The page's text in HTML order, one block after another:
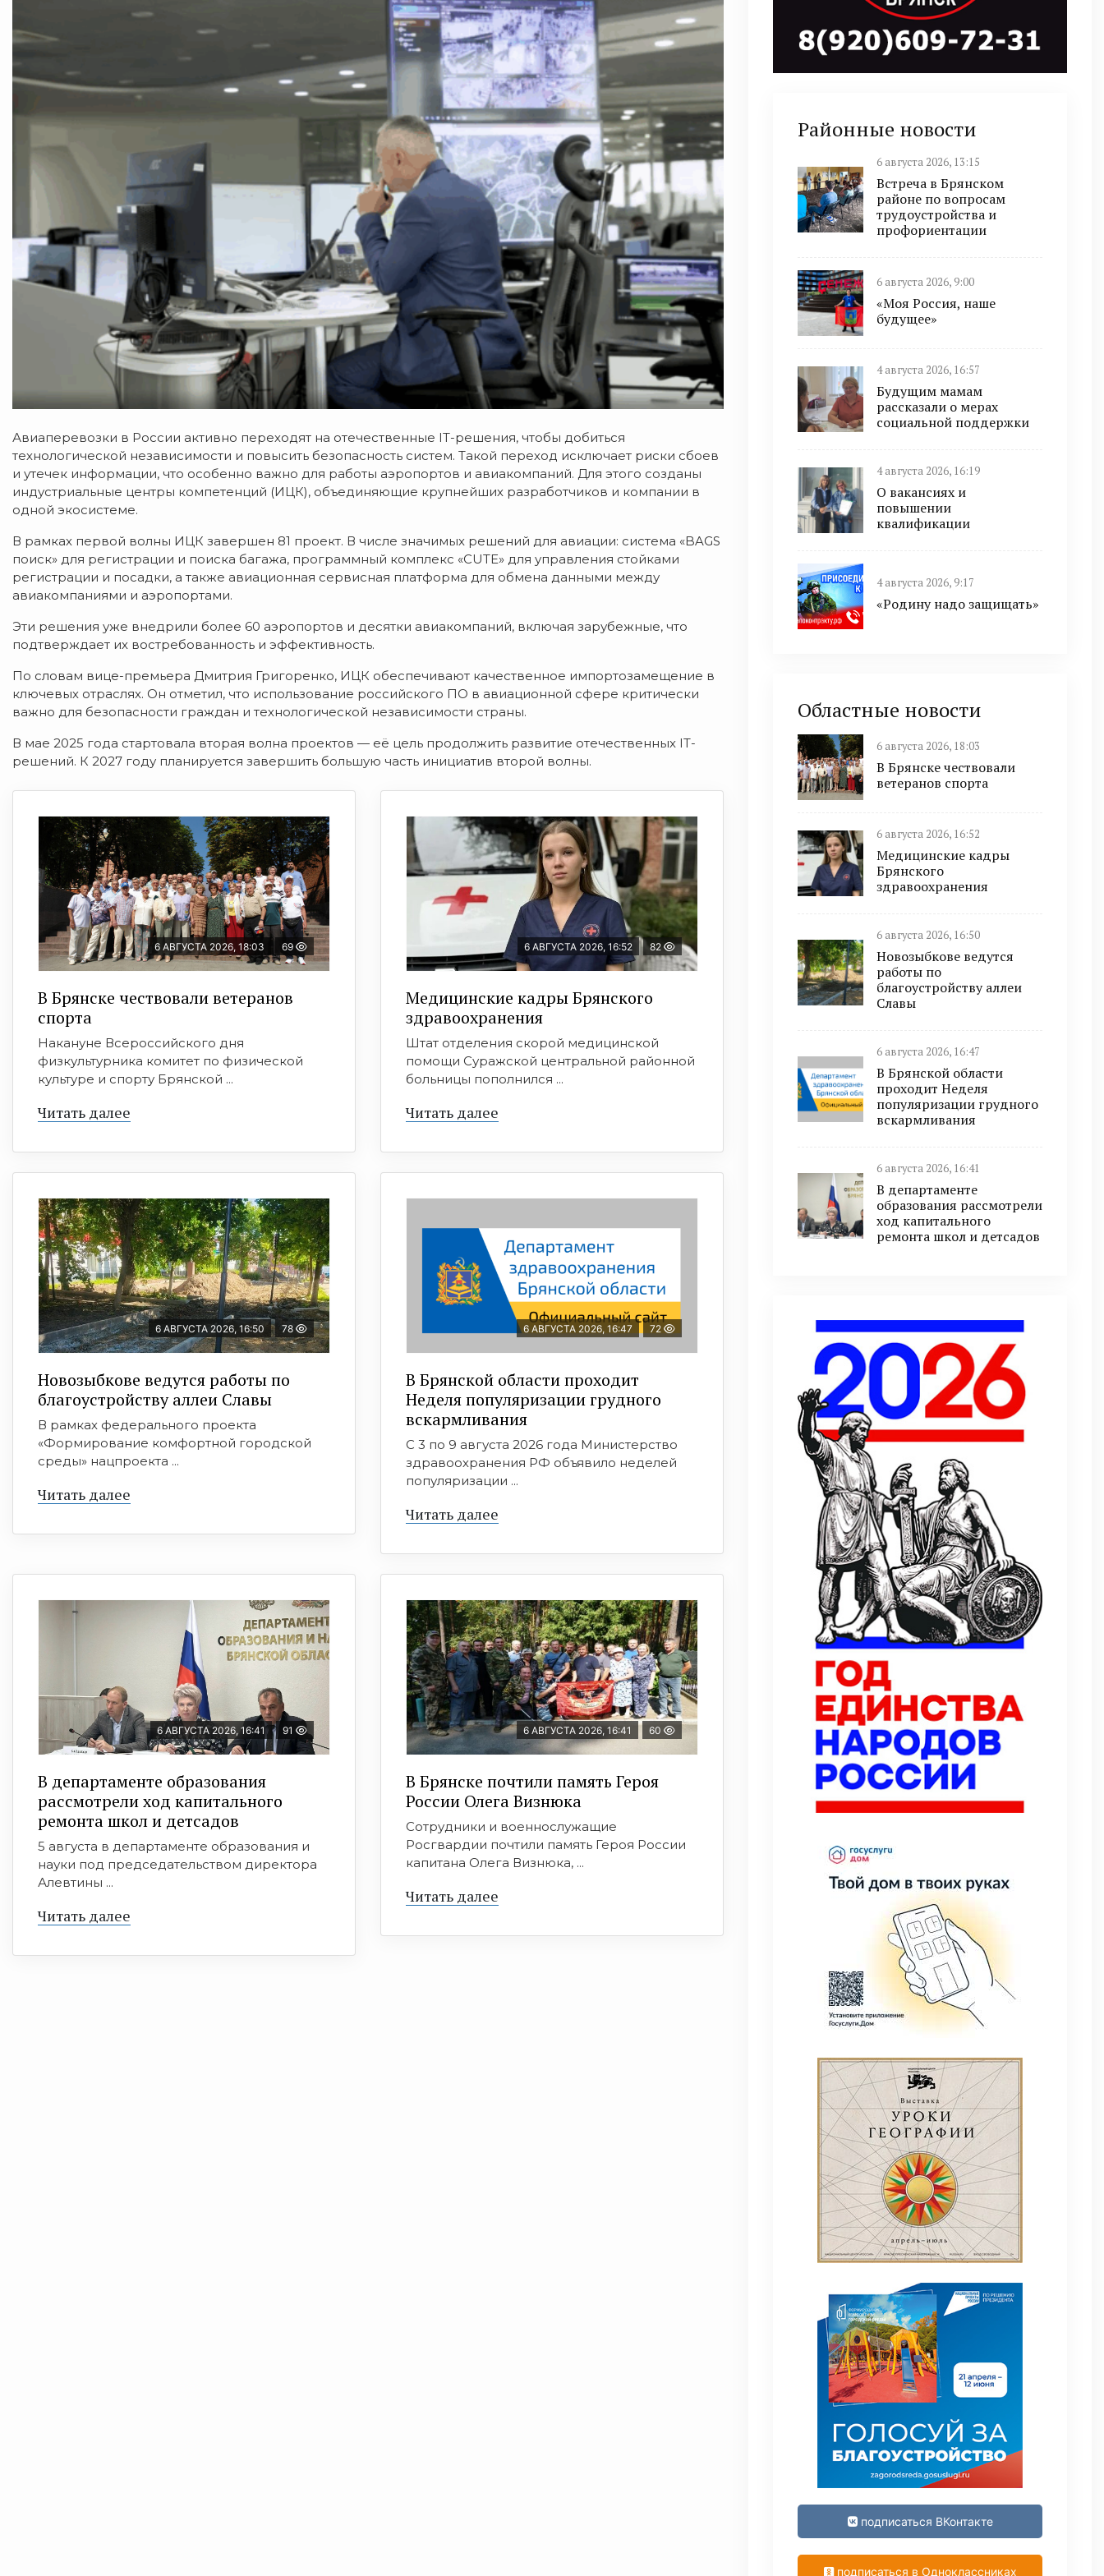
Авиаперевозки в России активно переходят на отечественные IT-решения, чтобы добиться
технологической независимости и повысить безопасность систем. Такой переход исключает риски сбоев
и утечек информации, что особенно важно для работы аэропортов и авиакомпаний. Для этого созданы
индустриальные центры компетенций (ИЦК), объединяющие крупнейших разработчиков и компании в
одной экосистеме.
В рамках первой волны ИЦК завершен 81 проект. В числе значимых решений для авиации: система «BAGS
поиск» для регистрации и поиска багажа, программный комплекс «CUTE» для управления стойками
регистрации и посадки, а также авиационная сервисная платформа для обмена данными между
авиакомпаниями и аэропортами.
Эти решения уже внедрили более 60 аэропортов и десятки авиакомпаний, включая зарубежные, что
подтверждает их востребованность и эффективность.
По словам вице-премьера Дмитрия Григоренко, ИЦК обеспечивают качественное импортозамещение в
ключевых отраслях. Он отметил, что использование российского ПО в авиационной сфере критически
важно для безопасности граждан и технологической независимости страны.
В мае 2025 года стартовала вторая волна проектов — её цель продолжить развитие отечественных IT-
решений. К 2027 году планируется завершить большую часть инициатив второй волны.
6 АВГУСТА 2026, 18:03 69
В Брянске чествовали ветеранов
спорта
Накануне Всероссийского дня
физкультурника комитет по физической
культуре и спорту Брянской ...
Читать далее
6 АВГУСТА 2026, 16:52 82
Медицинские кадры Брянского
здравоохранения
Штат отделения скорой медицинской
помощи Суражской центральной районной
больницы пополнился ...
Читать далее
6 АВГУСТА 2026, 16:50 78
Новозыбкове ведутся работы по
благоустройству аллеи Славы
В рамках федерального проекта
«Формирование комфортной городской
среды» нацпроекта ...
Читать далее
6 АВГУСТА 2026, 16:47 72
В Брянской области проходит
Неделя популяризации грудного
вскармливания
С 3 по 9 августа 2026 года Министерство
здравоохранения РФ объявило неделей
популяризации ...
Читать далее
6 АВГУСТА 2026, 16:41 91
В департаменте образования
рассмотрели ход капитального
ремонта школ и детсадов
5 августа в департаменте образования и
науки под председательством директора
Алевтины ...
Читать далее
6 АВГУСТА 2026, 16:41 60
В Брянске почтили память Героя
России Олега Визнюка
Сотрудники и военнослужащие
Росгвардии почтили память Героя России
капитана Олега Визнюка, ...
Читать далее
Районные новости
6 августа 2026, 13:15
Встреча в Брянском
районе по вопросам
трудоустройства и
профориентации
6 августа 2026, 9:00
«Моя Россия, наше
будущее»
4 августа 2026, 16:57
Будущим мамам
рассказали о мерах
социальной поддержки
4 августа 2026, 16:19
О вакансиях и
повышении
квалификации
4 августа 2026, 9:17
«Родину надо защищать»
Областные новости
6 августа 2026, 18:03
В Брянске чествовали
ветеранов спорта
6 августа 2026, 16:52
Медицинские кадры
Брянского
здравоохранения
6 августа 2026, 16:50
Новозыбкове ведутся
работы по
благоустройству аллеи
Славы
6 августа 2026, 16:47
В Брянской области
проходит Неделя
популяризации грудного
вскармливания
6 августа 2026, 16:41
В департаменте
образования рассмотрели
ход капитального
ремонта школ и детсадов
подписаться ВКонтакте
подписаться в Одноклассниках